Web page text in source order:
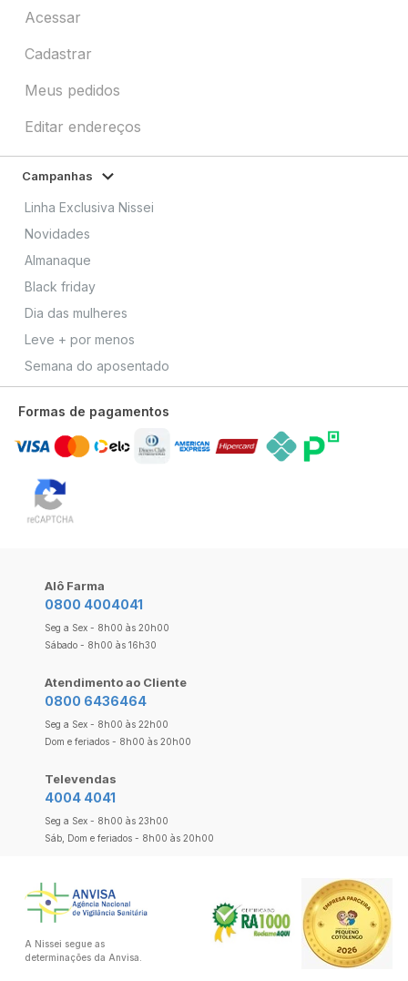
Acessar
Cadastrar
Meus pedidos
Editar endereços
Campanhas
Linha Exclusiva Nissei
Novidades
Almanaque
Black friday
Dia das mulheres
Leve + por menos
Semana do aposentado
Formas de pagamentos
Alô Farma
0800 4004041
Seg a Sex - 8h00 às 20h00
Sábado - 8h00 às 16h30
Atendimento ao Cliente
0800 6436464
Seg a Sex - 8h00 às 22h00
Dom e feriados - 8h00 às 20h00
Televendas
4004 4041
Seg a Sex - 8h00 às 23h00
Sáb, Dom e feriados - 8h00 às 20h00
A Nissei segue as
determinações da Anvisa.